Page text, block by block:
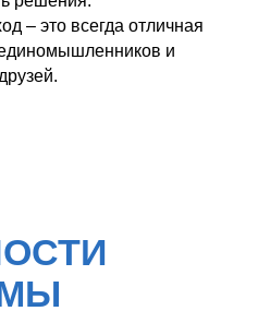
– это всегда отличная
и